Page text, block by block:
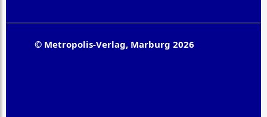
© Metropolis-Verlag, Marburg 2026